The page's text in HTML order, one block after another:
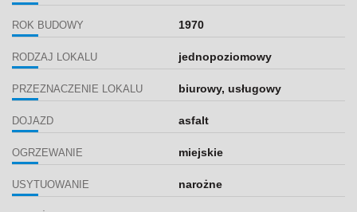
ROK BUDOWY 1970
RODZAJ LOKALU jednopoziomowy
PRZEZNACZENIE LOKALU biurowy, usługowy
DOJAZD asfalt
OGRZEWANIE miejskie
USYTUOWANIE narożne